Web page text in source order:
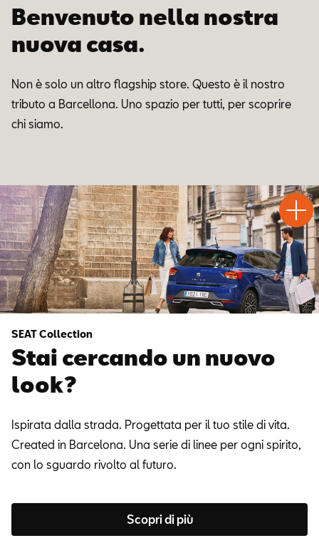
Benvenuto nella nostra
nuova casa.
Non è solo un altro flagship store. Questo è il nostro
tributo a Barcellona. Uno spazio per tutti, per scoprire
chi siamo.
SEAT Collection
Stai cercando un nuovo
look?
Ispirata dalla strada. Progettata per il tuo stile di vita.
Created in Barcelona. Una serie di linee per ogni spirito,
con lo sguardo rivolto al futuro.
Scopri di più
Test
Drive
Chiama